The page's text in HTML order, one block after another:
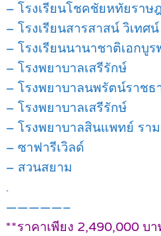
– โรงเรียนโชคชัยหทัยราษ
– โรงเรียนสารสาสน์ วิเทศ
– โรงเรียนนานาชาติเอกบูร
– โรงพยาบาลเสรีรักษ์
– โรงพยาบาลนพรัตน์ราชธ
– โรงพยาบาลเสรีรักษ์
– โรงพยาบาลสินแพทย์ รา
– ซาฟารีเวิลด์
– สวนสยาม
.
—————–
**ราคาเพียง 2,490,000 บ